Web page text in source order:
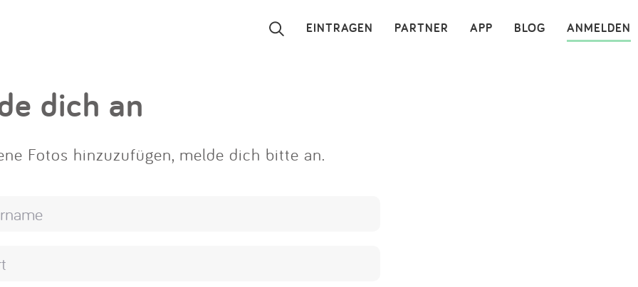
ANMELDEN
BLOG
APP
PARTNER
EINTRAGEN ×
App
dich an
Fotos hinzuzufügen, melde dich bitte an.